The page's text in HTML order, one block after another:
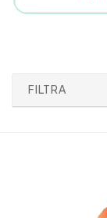
FILTRA